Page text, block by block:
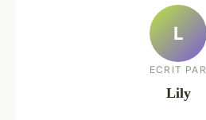
L
ECRIT PAR
Lily